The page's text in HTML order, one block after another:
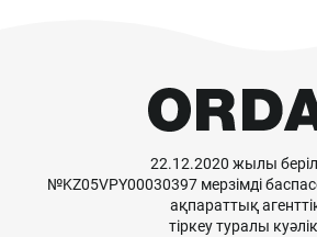
22.12.2020 жылы
№KZ05VPY00030397 мерзімді
ақпараттық
тіркеу туралы